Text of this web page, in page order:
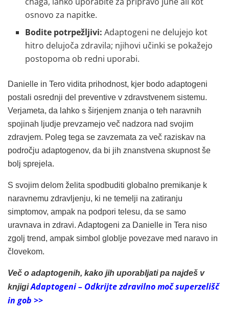
osnovo za napitke.
Bodite potrpežljivi: Adaptogeni ne delujejo kot
hitro delujoča zdravila; njihovi učinki se pokažejo
postopoma ob redni uporabi.
Danielle in Tero vidita prihodnost, kjer bodo adaptogeni
postali osrednji del preventive v zdravstvenem sistemu.
Verjameta, da lahko s širjenjem znanja o teh naravnih
spojinah ljudje prevzamejo več nadzora nad svojim
zdravjem. Poleg tega se zavzemata za več raziskav na
področju adaptogenov, da bi jih znanstvena skupnost še
bolj sprejela.
S svojim delom želita spodbuditi globalno premikanje k
naravnemu zdravljenju, ki ne temelji na zatiranju
simptomov, ampak na podpori telesu, da se samo
uravnava in zdravi. Adaptogeni za Danielle in Tera niso
zgolj trend, ampak simbol globlje povezave med naravo in
človekom.
Več o adaptogenih, kako jih uporabljati pa najdeš v
knjigiAdaptogeni – Odkrijte zdravilno moč superzelišč
in gob >>